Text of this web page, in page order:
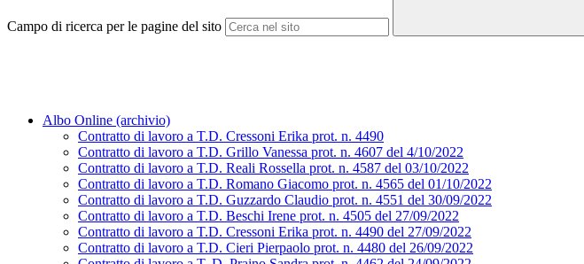
Campo di ricerca per le pagine del sito
Albo Online (archivio)
Contratto di lavoro a T.D. Cressoni Erika prot. n. 4490
Contratto di lavoro a T.D. Grillo Vanessa prot. n. 4607 del 4/10/2022
Contratto di lavoro a T.D. Reali Rossella prot. n. 4587 del 03/10/2022
Contratto di lavoro a T.D. Romano Giacomo prot. n. 4565 del 01/10/2022
Contratto di lavoro a T.D. Guzzardo Claudio prot. n. 4551 del 30/09/2022
Contratto di lavoro a T.D. Beschi Irene prot. n. 4505 del 27/09/2022
Contratto di lavoro a T.D. Cressoni Erika prot. n. 4490 del 27/09/2022
Contratto di lavoro a T.D. Cieri Pierpaolo prot. n. 4480 del 26/09/2022